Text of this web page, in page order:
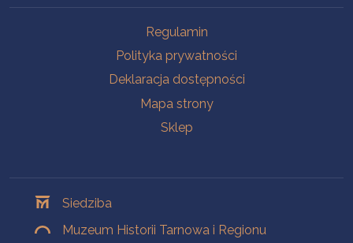
Regulamin
Polityka prywatności
Deklaracja dostępności
Mapa strony
Sklep
Siedziba
Muzeum Historii Tarnowa i Regionu